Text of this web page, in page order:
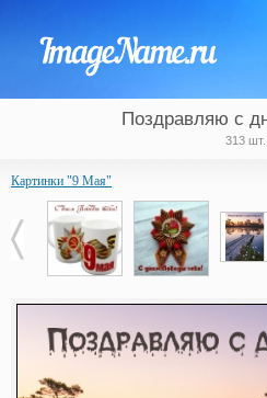
Поздравляю с
313 шт.
Картинки "9 Мая"